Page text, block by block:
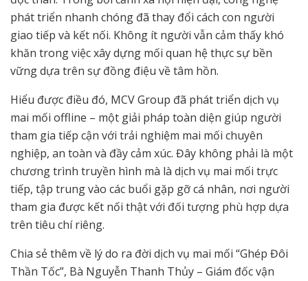
phát triển nhanh chóng đã thay đổi cách con người
giao tiếp và kết nối. Không ít người vẫn cảm thấy khó
khăn trong việc xây dựng mối quan hệ thực sự bền
vững dựa trên sự đồng điệu về tâm hồn.
Hiểu được điều đó, MCV Group đã phát triển dịch vụ
mai mối offline – một giải pháp toàn diện giúp người
tham gia tiếp cận với trải nghiệm mai mối chuyên
nghiệp, an toàn và đầy cảm xúc. Đây không phải là một
chương trình truyền hình mà là dịch vụ mai mối trực
tiếp, tập trung vào các buổi gặp gỡ cá nhân, nơi người
tham gia được kết nối thật với đối tượng phù hợp dựa
trên tiêu chí riêng.
Chia sẻ thêm về lý do ra đời dịch vụ mai mối “Ghép Đôi
Thần Tốc”, Bà Nguyễn Thanh Thủy – Giám đốc vận